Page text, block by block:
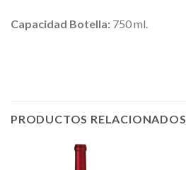
Capacidad Botella: 750 ml.
PRODUCTOS RELACIONADOS